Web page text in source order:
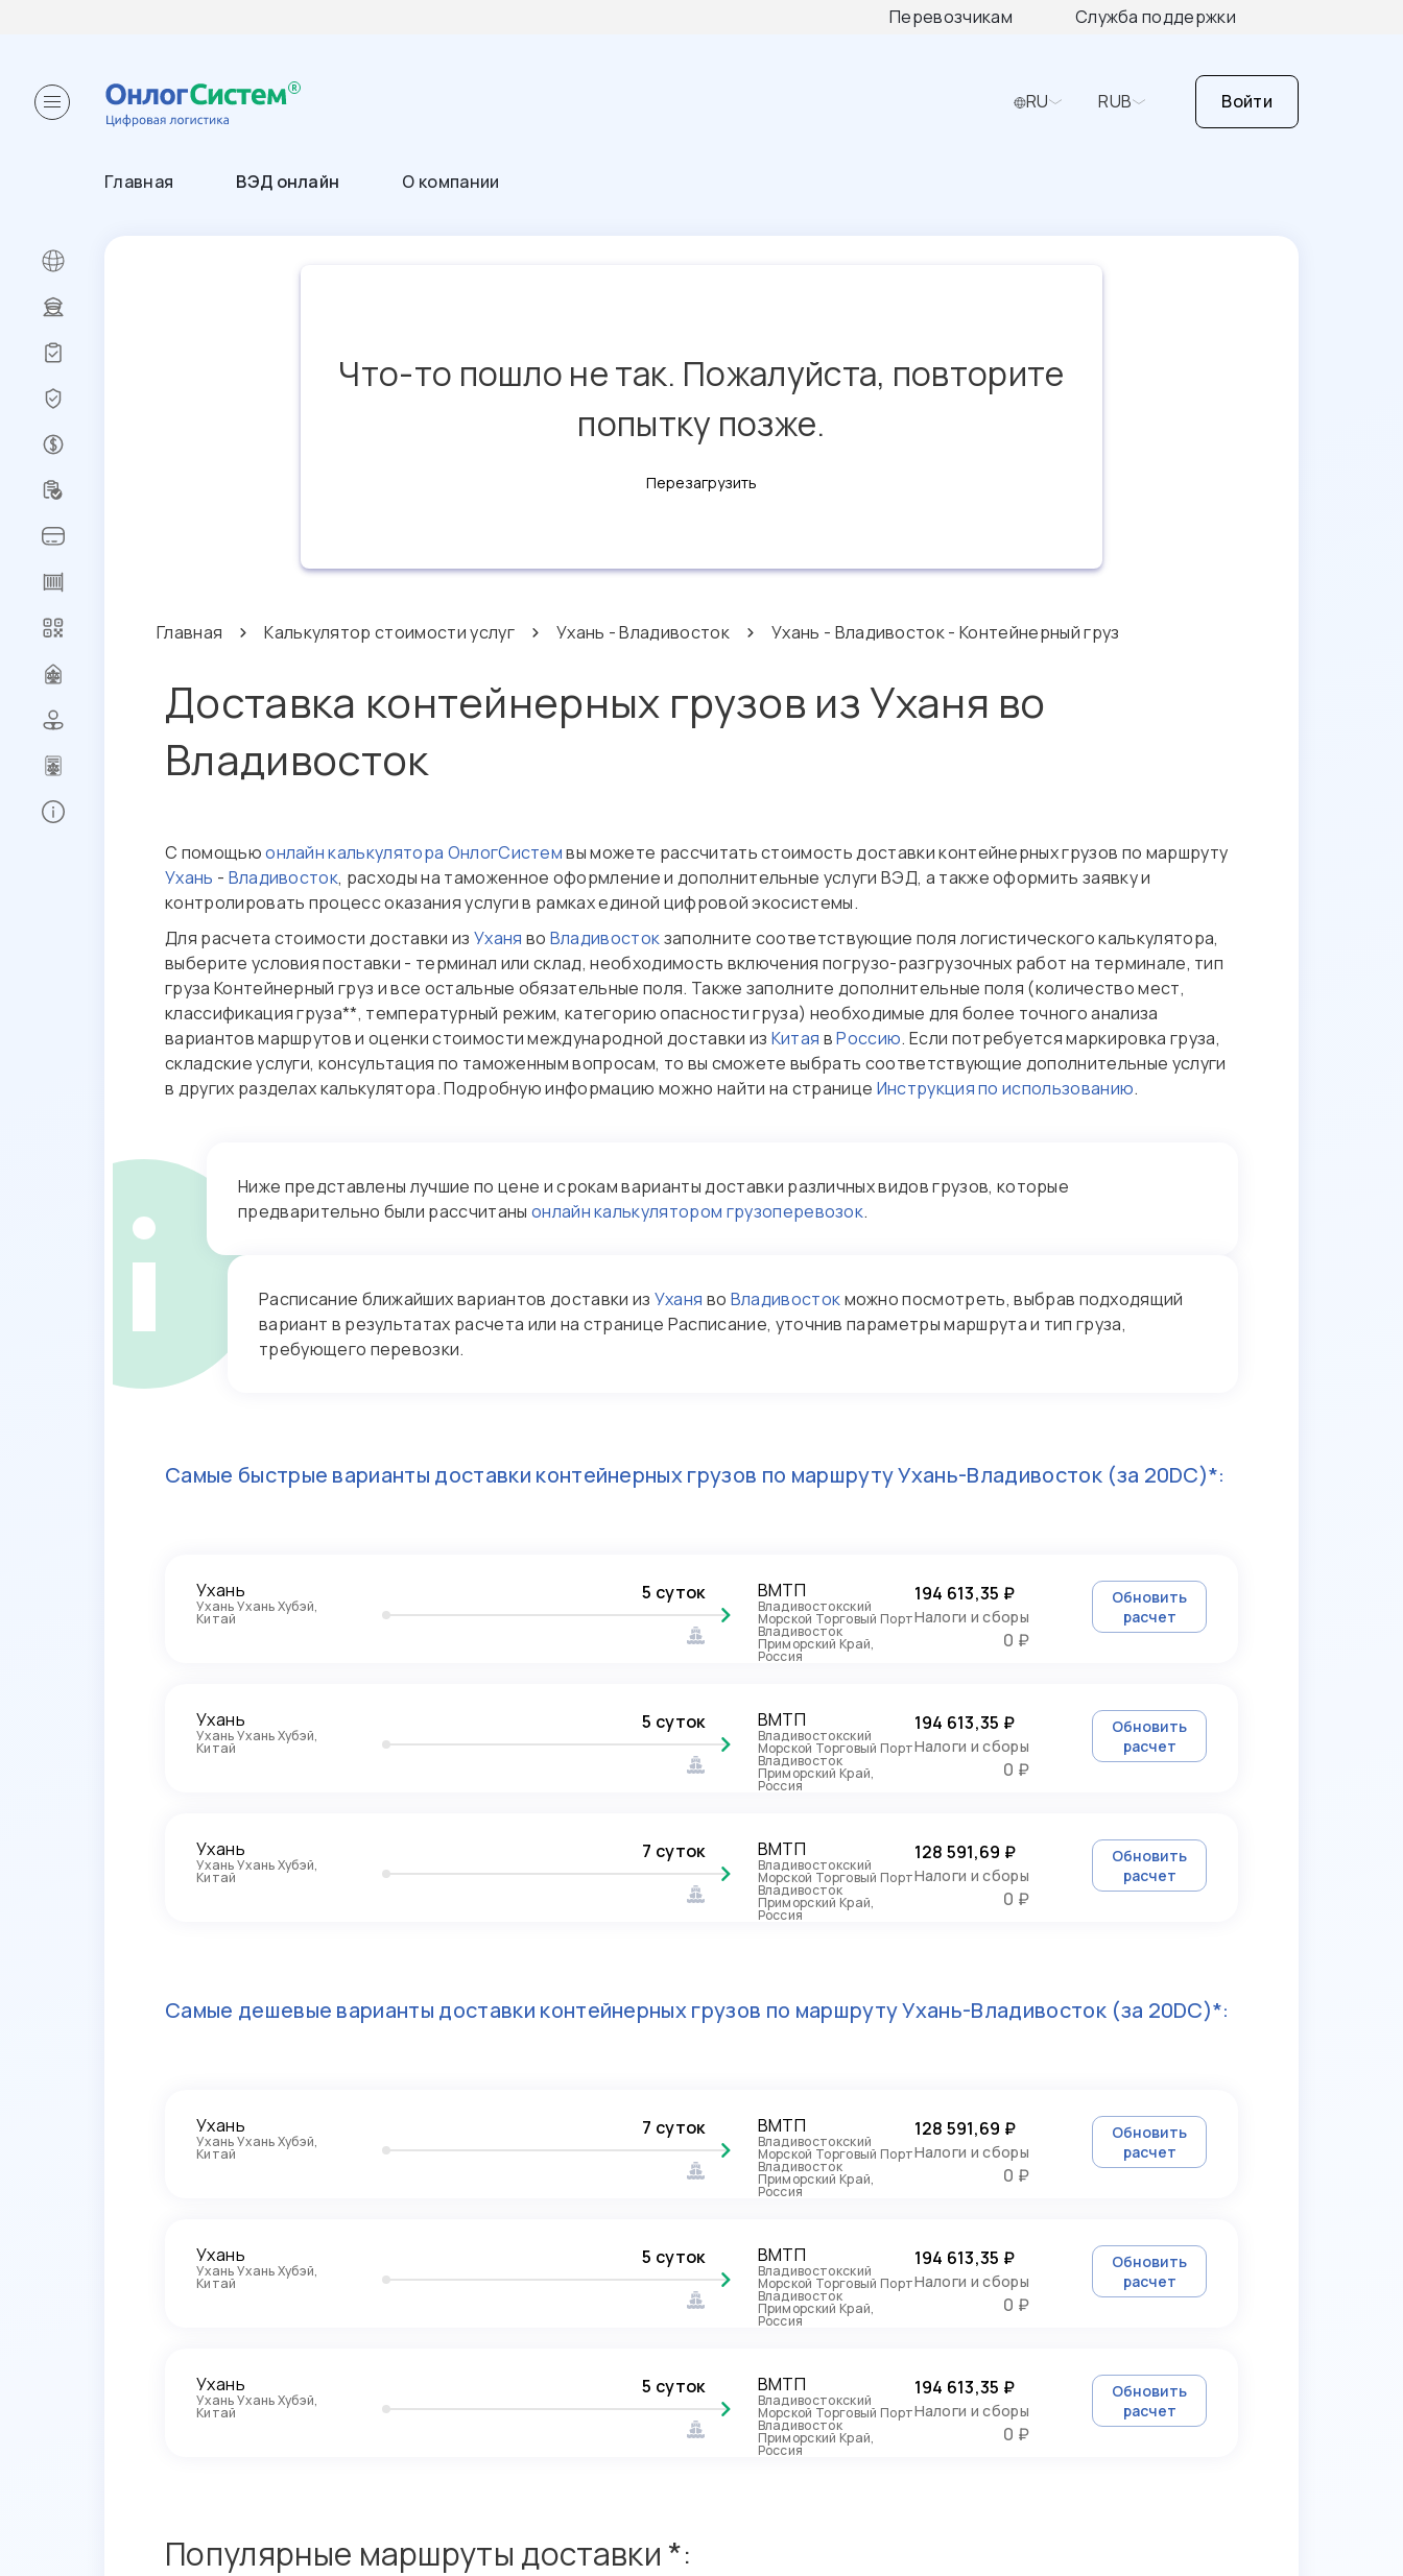
Перевозчикам Служба поддержки
RU RUB Войти
Главная ВЭД онлайн О компании
Что-то пошло не так. Пожалуйста, повторите
попытку позже.
Перезагрузить
Главная Калькулятор стоимости услуг Ухань - Владивосток Ухань - Владивосток - Контейнерный груз
Доставка контейнерных грузов из Уханя во
Владивосток
С помощьюонлайн калькулятора ОнлогСистемвы можете рассчитать стоимость доставки контейнерных грузов по маршруту
Ухань - Владивосток, расходы на таможенное оформление и дополнительные услуги ВЭД, а также оформить заявку и
контролировать процесс оказания услуги в рамках единой цифровой экосистемы.
Для расчета стоимости доставки из Уханя во Владивостокзаполните соответствующие поля логистического калькулятора,
выберите условия поставки - терминал или склад, необходимость включения погрузо-разгрузочных работ на терминале, тип
груза Контейнерный груз и все остальные обязательные поля. Также заполните дополнительные поля (количество мест,
классификация груза**, температурный режим, категорию опасности груза) необходимые для более точного анализа
вариантов маршрутов и оценки стоимости международной доставки из Китая вРоссию. Если потребуется маркировка груза,
складские услуги, консультация по таможенным вопросам, то вы сможете выбрать соответствующие дополнительные услуги
в других разделах калькулятора. Подробную информацию можно найти на странице Инструкция по использованию.
Ниже представлены лучшие по цене и срокам варианты доставки различных видов грузов, которые
предварительно были рассчитаны онлайн калькулятором грузоперевозок.
Расписание ближайших вариантов доставки из Уханя во Владивостокможно посмотреть, выбрав подходящий
вариант в результатах расчета или на странице Расписание, уточнив параметры маршрута и тип груза,
требующего перевозки.
Самые быстрые варианты доставки контейнерных грузов по маршрутуУхань-Владивосток(за 20DC)*:
Ухань
Ухань Ухань Хубэй,
Китай
5 суток ВМТП
Владивостокский
Морской Торговый Порт
Владивосток
Приморский Край,
Россия
194 613,35 ₽
Налоги и сборы
0 ₽
Обновить
расчет
Ухань
Ухань Ухань Хубэй,
Китай
5 суток ВМТП
Владивостокский
Морской Торговый Порт
Владивосток
Приморский Край,
Россия
194 613,35 ₽
Налоги и сборы
0 ₽
Обновить
расчет
Ухань
Ухань Ухань Хубэй,
Китай
7 суток ВМТП
Владивостокский
Морской Торговый Порт
Владивосток
Приморский Край,
Россия
128 591,69 ₽
Налоги и сборы
0 ₽
Обновить
расчет
Самые дешевые варианты доставки контейнерных грузов по маршрутуУхань-Владивосток(за 20DC)*:
Ухань
Ухань Ухань Хубэй,
Китай
7 суток ВМТП
Владивостокский
Морской Торговый Порт
Владивосток
Приморский Край,
Россия
128 591,69 ₽
Налоги и сборы
0 ₽
Обновить
расчет
Ухань
Ухань Ухань Хубэй,
Китай
5 суток ВМТП
Владивостокский
Морской Торговый Порт
Владивосток
Приморский Край,
Россия
194 613,35 ₽
Налоги и сборы
0 ₽
Обновить
расчет
Ухань
Ухань Ухань Хубэй,
Китай
5 суток ВМТП
Владивостокский
Морской Торговый Порт
Владивосток
Приморский Край,
Россия
194 613,35 ₽
Налоги и сборы
0 ₽
Обновить
расчет
Популярные маршруты доставки *:
Подписание
документов
Обращения